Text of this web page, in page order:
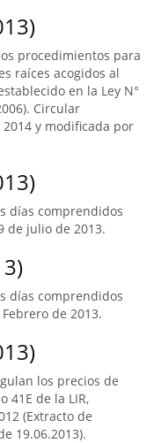
procedimientos para
raíces acogidos al
en la Ley N°
Circular
y modificada por
días comprendidos
de julio de 2013.
días comprendidos
de 2013.
los precios de
41E de la LIR,
(Extracto de
19.06.2013).